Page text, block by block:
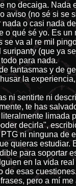
no decaiga. Nada
aviso (no sé si se
o casi nada
o qué sé yo. Es
se va al re mil
suripanty (que ya
para nada.
fantasmas y de
la
ni sentirte ni
te has
limada
decirla",
ni ninguna de
quieras estudiar.
para soportar
en la vida
de esas cuestiones.
pero a mí me